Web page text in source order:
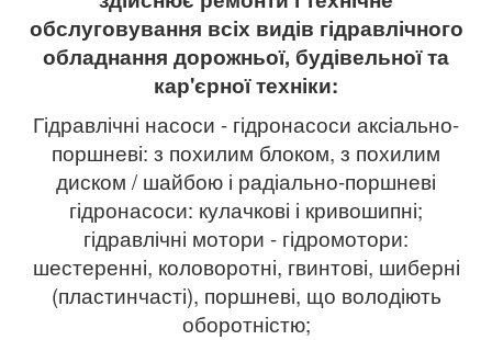
обслуговування всіх видів гідравлічного
обладнання дорожньої, будівельної та
кар'єрної техніки:
Гідравлічні насоси - гідронасоси аксіально-
поршневі: з похилим блоком, з похилим
диском / шайбою і радіально-поршневі
гідронасоси: кулачкові і кривошипні;
гідравлічні мотори - гідромотори:
шестеренні, коловоротні, гвинтові, шиберні
(пластинчасті), поршневі, що володіють
оборотністю;